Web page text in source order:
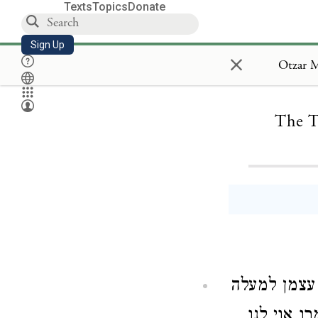
TextsTopicsDonate
Sign Up ×
The
עצמן למעלה